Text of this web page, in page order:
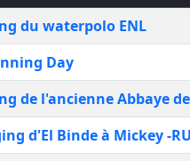
du waterpolo ENL
Day
de l'ancienne Abbaye
d'El Binde à Mickey -